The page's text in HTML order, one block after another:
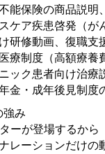
不能保険の商品説明
スケア疾患啓発（
研修動画、復職支
医療制度（高額療
ニック患者向け治
年金・成年後見制度
強み
ーが登場するから
レーションだけの